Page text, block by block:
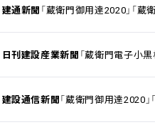
建通新聞 「蔵衛門御用達2020」「
日刊建設産業新聞 「蔵衛門電子小
建設通信新聞「蔵衛門御用達2020